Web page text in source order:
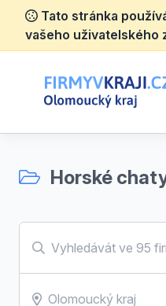
Tato stránka
vašeho uživatelského
Horské